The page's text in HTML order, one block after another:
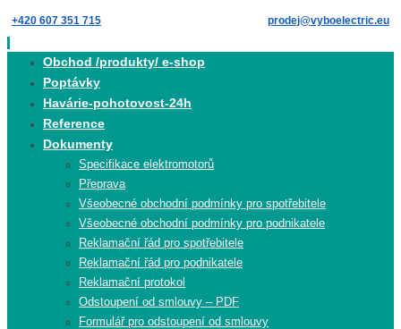
Skip
to
content
+420 607 351 715 prodej@vyboelectric.eu
Obchod /produkty/ e-shop
Poptávky
Havárie-pohotovost-24h
Reference
Dokumenty
Specifikace elektromotorů
Přeprava
Všeobecné obchodní podmínky pro spotřebitele
Všeobecné obchodní podmínky pro podnikatele
Reklamační řád pro spotřebitele
Reklamační řád pro podnikatele
Reklamační protokol
Odstoupení od smlouvy – PDF
Formulář pro odstoupení od smlouvy